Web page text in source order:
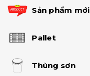
Sản phẩm mới
Pallet
Thùng sơn